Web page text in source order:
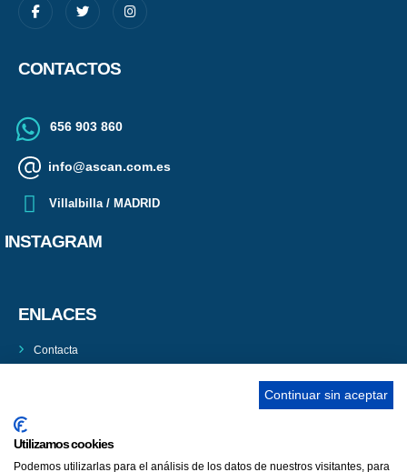
CONTACTOS
656 903 860
info@ascan.com.es
Villalbilla / MADRID
INSTAGRAM
ENLACES
Contacta
Continuar sin aceptar
Utilizamos cookies
Podemos utilizarlas para el análisis de los datos de nuestros visitantes, para